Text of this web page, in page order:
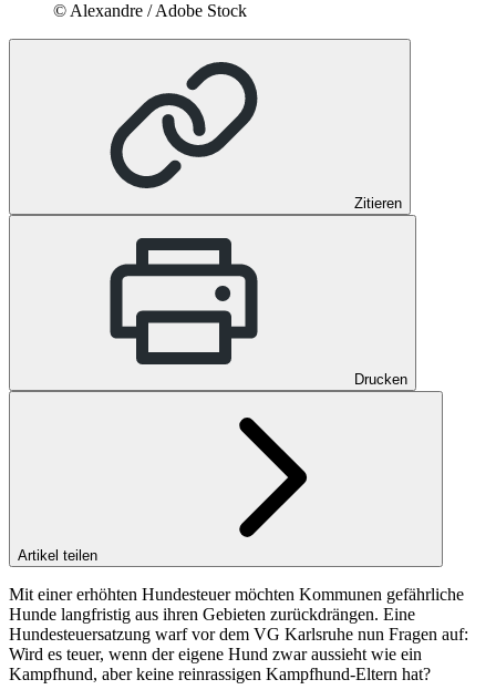
© Alexandre / Adobe Stock
Zitieren
Drucken
Artikel teilen
Mit einer erhöhten Hundesteuer möchten Kommunen gefährliche
Hunde langfristig aus ihren Gebieten zurückdrängen. Eine
Hundesteuersatzung warf vor dem VG Karlsruhe nun Fragen auf:
Wird es teuer, wenn der eigene Hund zwar aussieht wie ein
Kampfhund, aber keine reinrassigen Kampfhund-Eltern hat?